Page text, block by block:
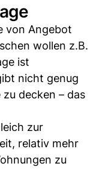
von Angebot
wollen z.B.
ist
nicht genug
decken – das
zur
relativ mehr
zu